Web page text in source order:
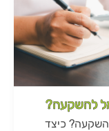
להשקעה?
כיצד